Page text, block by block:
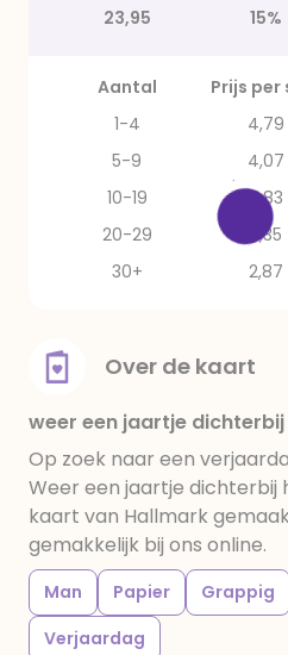
23,95
15%
Aantal Prijs per
1-4
4,79
5-9
4,07
10-19
3,83
20-29
3,35
30+
2,87
Over de kaart
weer een jaartje
Op zoek naar een
Weer een jaartje dichterbij
kaart van Hallmark
gemakkelijk bij ons online.
Man Papier Grappig
Verjaardag